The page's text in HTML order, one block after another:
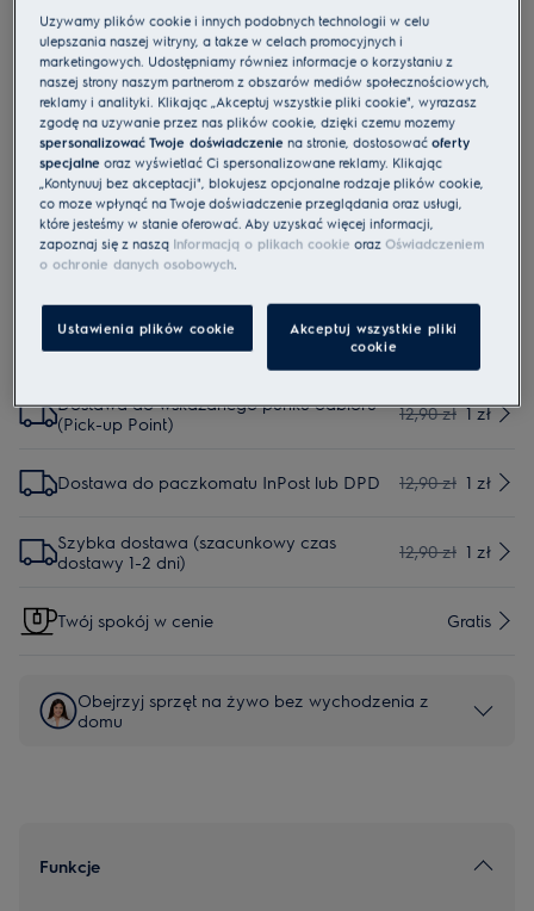
Cechy
Odkurzacz bezprzewodowy 800 – wydajne czyszczenie wszystkich
powierzchni.
Innowacyjna ssawka – doskonałe zbieranie kurzu.
Płynne nieprzerwane czyszczenie dużych powierzchni.
Instrukcje bezpieczeństwa i ostrzeżenia dotyczące
wymienione w instrukcji obsługi. Aby zapewnić bezpieczne
użytkowanie produktu, przeczytaj pełną instrukcję obsługi.
Usługi
Dostawa do wskazanego punku odbioru
(Pick-up Point)
12,90 zł 1 zł
Dostawa do paczkomatu InPost lub DPD 12,90 zł 1 zł
Szybka dostawa (szacunkowy czas
dostawy 1-2 dni)
12,90 zł 1 zł
Twój spokój w cenie Gratis
Obejrzyj sprzęt na żywo bez wychodzenia z
domu
Funkcje
Używamy plików cookie i innych podobnych technologii w celu
ulepszania naszej witryny, a także w celach promocyjnych i
marketingowych. Udostępniamy również informacje o korzystaniu z
naszej strony naszym partnerom z obszarów mediów społecznościowych,
reklamy i analityki. Klikając „Akceptuj wszystkie pliki cookie", wyrażasz
zgodę na używanie przez nas plików cookie, dzięki czemu możemy
spersonalizować Twoje doświadczenie na stronie, dostosowaćoferty
specjalne oraz wyświetlać Ci spersonalizowane reklamy. Klikając
„Kontynuuj bez akceptacji", blokujesz opcjonalne rodzaje plików cookie,
co może wpłynąć na Twoje doświadczenie przeglądania oraz usługi,
które jesteśmy w stanie oferować. Aby uzyskać więcej informacji,
zapoznaj się z naszą Informacją o plikach cookie orazOświadczeniem
o ochronie danych osobowych.
Ustawienia plików cookie
Akceptuj wszystkie pliki
cookie